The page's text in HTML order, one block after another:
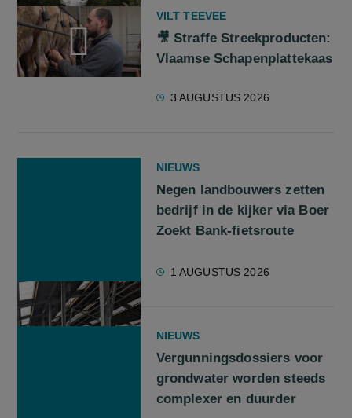
VILT TEEVEE
🎥 Straffe Streekproducten:
Vlaamse Schapenplattekaas
3 AUGUSTUS 2026
NIEUWS
Negen landbouwers zetten
bedrijf in de kijker via Boer
Zoekt Bank-fietsroute
1 AUGUSTUS 2026
NIEUWS
Vergunningsdossiers voor
grondwater worden steeds
complexer en duurder